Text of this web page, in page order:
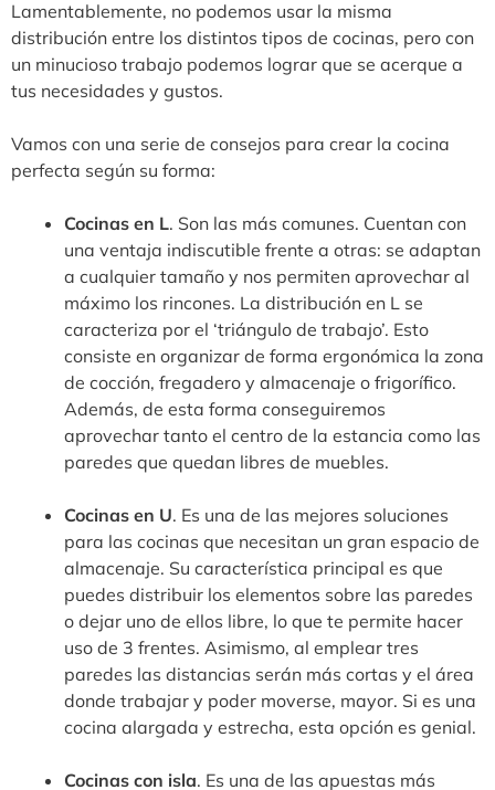
Lamentablemente, no podemos usar la misma
distribución entre los distintos tipos de cocinas, pero con
un minucioso trabajo podemos lograr que se acerque a
tus necesidades y gustos.
Vamos con una serie de consejos para crear la cocina
perfecta según su forma:
Cocinas en L. Son las más comunes. Cuentan con
una ventaja indiscutible frente a otras: se adaptan
a cualquier tamaño y nos permiten aprovechar al
máximo los rincones. La distribución en L se
caracteriza por el ‘triángulo de trabajo’. Esto
consiste en organizar de forma ergonómica la zona
de cocción, fregadero y almacenaje o frigorífico.
Además, de esta forma conseguiremos
aprovechar tanto el centro de la estancia como las
paredes que quedan libres de muebles.
Cocinas en U. Es una de las mejores soluciones
para las cocinas que necesitan un gran espacio de
almacenaje. Su característica principal es que
puedes distribuir los elementos sobre las paredes
o dejar uno de ellos libre, lo que te permite hacer
uso de 3 frentes. Asimismo, al emplear tres
paredes las distancias serán más cortas y el área
donde trabajar y poder moverse, mayor. Si es una
cocina alargada y estrecha, esta opción es genial.
Cocinas con isla. Es una de las apuestas más